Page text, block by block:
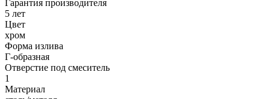
Гарантия производителя
5 лет
Цвет
хром
Форма излива
Г-образная
Отверстие под смеситель
1
Материал